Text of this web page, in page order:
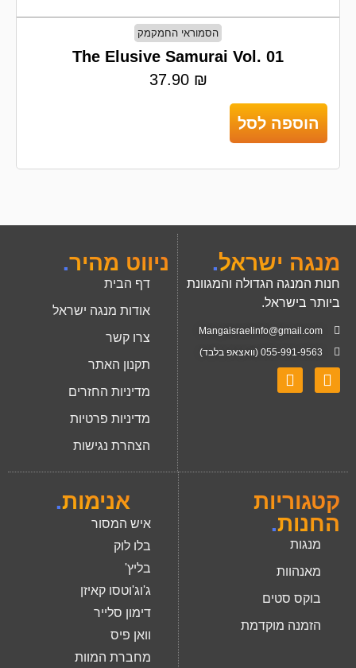
הסמוראי החמקמק
The Elusive Samurai Vol. 01
37.90 ₪
הוספה לסל
מנגה ישראל.
חנות המנגה הגדולה והמגוונת
ביותר בישראל.
Mangaisraelinfo@gmail.com
055-991-9563 (וואצאפ בלבד)
ניווט מהיר.
דף הבית
אודות מנגה ישראל
צרו קשר
תקנון האתר
מדיניות החזרים
מדיניות פרטיות
הצהרת נגישות
קטגוריות
החנות.
מנגות
מאנהוות
בוקס סטים
הזמנה מוקדמת
אנימות.
איש המסור
בלו לוק
בליץ'
ג'וג'וטסו קאיזן
דימון סלייר
וואן פיס
מחברת המוות